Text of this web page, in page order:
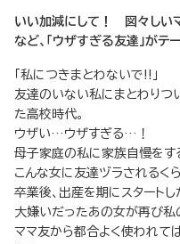
いい加減にして！ 図々しい
など、「ウザすぎる友達」がテ
「私につきまとわないで!!」
友達のいない私にまとわりつ
た高校時代。
ウザい…ウザすぎる…！
母子家庭の私に家族自慢をす
こんな女に友達ヅラされるく
卒業後、出産を期にスタート
大嫌いだったあの女が再び
ママ友から都合よく使われて